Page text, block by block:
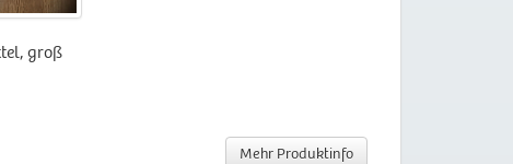
groß
Mehr Produktinfo